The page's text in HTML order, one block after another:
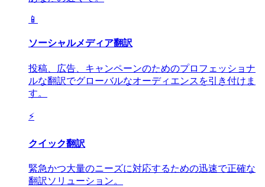
📱
ソーシャルメディア翻訳
投稿、広告、キャンペーンのためのプロフェッショナ
ルな翻訳でグローバルなオーディエンスを引き付けま
す。
⚡
クイック翻訳
緊急かつ大量のニーズに対応するための迅速で正確な
翻訳ソリューション。